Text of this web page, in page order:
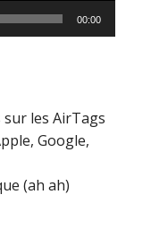
00:00
les AirTags
Google,
(ah ah)